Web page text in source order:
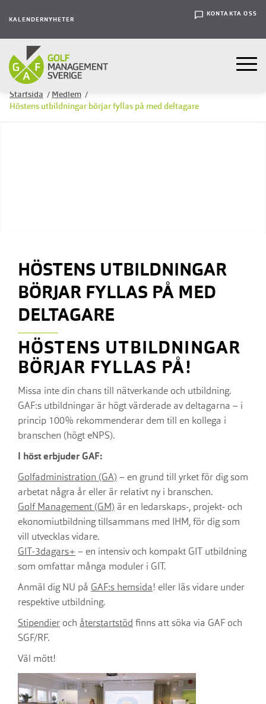
KALENDER NYHETER
KONTAKTA OSS
Startsida / Medlem /
Höstens utbildningar börjar fyllas på med deltagare
HÖSTENS UTBILDNINGAR
BÖRJAR FYLLAS PÅ MED
DELTAGARE
HÖSTENS UTBILDNINGAR
BÖRJAR FYLLAS PÅ!
Missa inte din chans till nätverkande och utbildning.
GAF:s utbildningar är högt värderade av deltagarna – i
princip 100% rekommenderar dem till en kollega i
branschen (högt eNPS).
I höst erbjuder GAF:
Golfadministration (GA) – en grund till yrket för dig som
arbetat några år eller är relativt ny i branschen.
Golf Management (GM) är en ledarskaps-, projekt- och
ekonomiutbildning tillsammans med IHM, för dig som
vill utvecklas vidare.
GIT-3dagars+ – en intensiv och kompakt GIT utbildning
som omfattar många moduler i GIT.
Anmäl dig NU på GAF:s hemsida! eller läs vidare under
respektive utbildning.
Stipendier och återstartstöd finns att söka via GAF och
SGF/RF.
Väl mött!